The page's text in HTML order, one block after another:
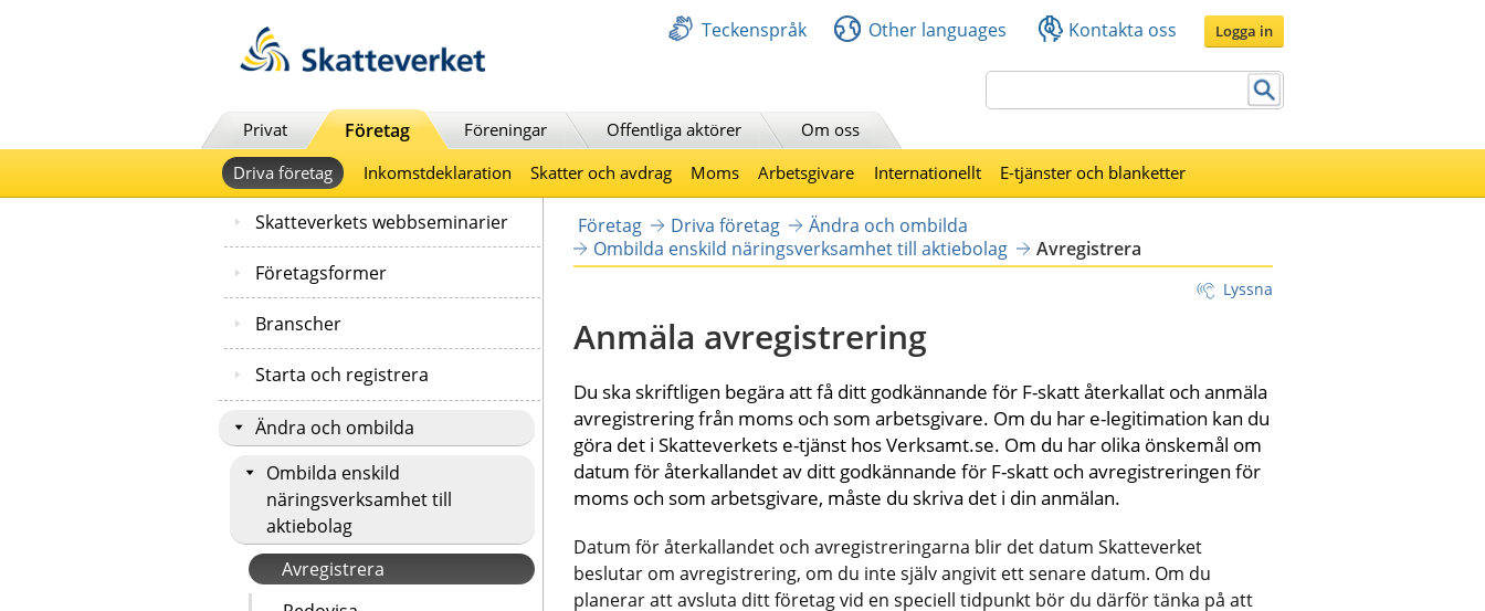
Teckenspråk Other languages Kontakta oss Logga in
Privat Företag Föreningar Offentliga aktörer
Om oss
Driva företag
Inkomstdeklaration Skatter och avdrag Moms Arbetsgivare Internationellt E-tjänster och blanketter
Skatteverkets webbseminarier
Företagsformer
Branscher
Starta och registrera
Ändra och ombilda
Ombilda enskild
näringsverksamhet till
aktiebolag
Avregistrera
Företag Driva företag
Ändra och ombilda
Ombilda enskild näringsverksamhet till aktiebolag
Avregistrera
Lyssna
Anmäla avregistrering
Du ska skriftligen begära att få ditt godkännande för F-skatt återkallat och anmäla
avregistrering från moms och som arbetsgivare. Om du har e-legitimation kan du
göra det i Skatteverkets e-tjänst hos Verksamt.se. Om du har olika önskemål om
datum för återkallandet av ditt godkännande för F-skatt och avregistreringen för
moms och som arbetsgivare, måste du skriva det i din anmälan.
Datum för återkallandet och avregistreringarna blir det datum Skatteverket
beslutar om avregistrering, om du inte själv angivit ett senare datum. Om du
planerar att avsluta ditt företag vid en speciell tidpunkt bör du därför tänka på att